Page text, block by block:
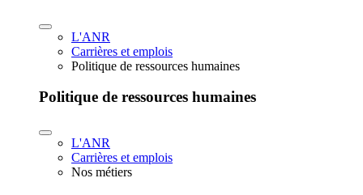
L'ANR
Carrières et emplois
Politique de ressources humaines
Politique de ressources humaines
L'ANR
Carrières et emplois
Nos métiers